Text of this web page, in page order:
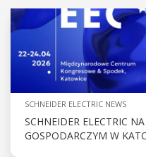
SCHNEIDER ELECTRIC NEWS
SCHNEIDER ELECTRIC
GOSPODARCZYM W